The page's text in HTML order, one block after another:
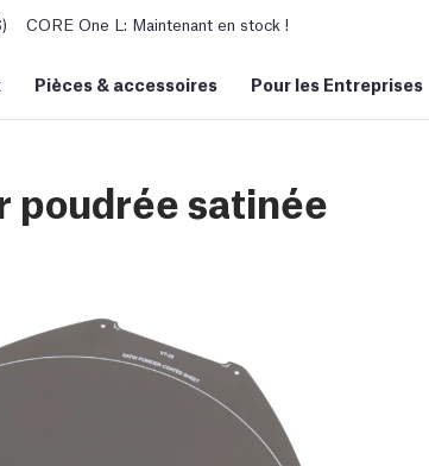
CORE One L: Maintenant en stock !
Pièces & accessoires Pour les Entreprises
poudrée satinée